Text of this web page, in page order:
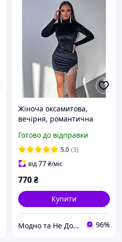
Жіноча оксамитова,
вечірня, романтична
з довгим рукавом і
бахромою зі страз
Готово до відправки
5.0 (3)
від77₴/міс
770₴
Купити
Модно та Не Дорого 96%